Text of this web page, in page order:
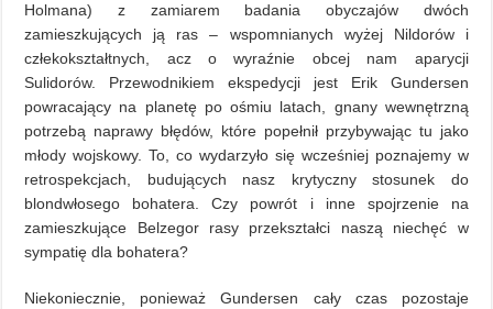
Holmana) z zamiarem badania obyczajów dwóch
zamieszkujących ją ras – wspomnianych wyżej Nildorów i
człekokształtnych, acz o wyraźnie obcej nam aparycji
Sulidorów. Przewodnikiem ekspedycji jest Erik Gundersen
powracający na planetę po ośmiu latach, gnany wewnętrzną
potrzebą naprawy błędów, które popełnił przybywając tu jako
młody wojskowy. To, co wydarzyło się wcześniej poznajemy w
retrospekcjach, budujących nasz krytyczny stosunek do
blondwłosego bohatera. Czy powrót i inne spojrzenie na
zamieszkujące Belzegor rasy przekształci naszą niechęć w
sympatię dla bohatera?
Niekoniecznie, ponieważ Gundersen cały czas pozostaje